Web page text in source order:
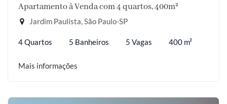
Apartamento à Venda com 4 quartos, 400m²
Jardim Paulista, São Paulo-SP
4 Quartos 5 Banheiros 5 Vagas 400 m²
Mais informações